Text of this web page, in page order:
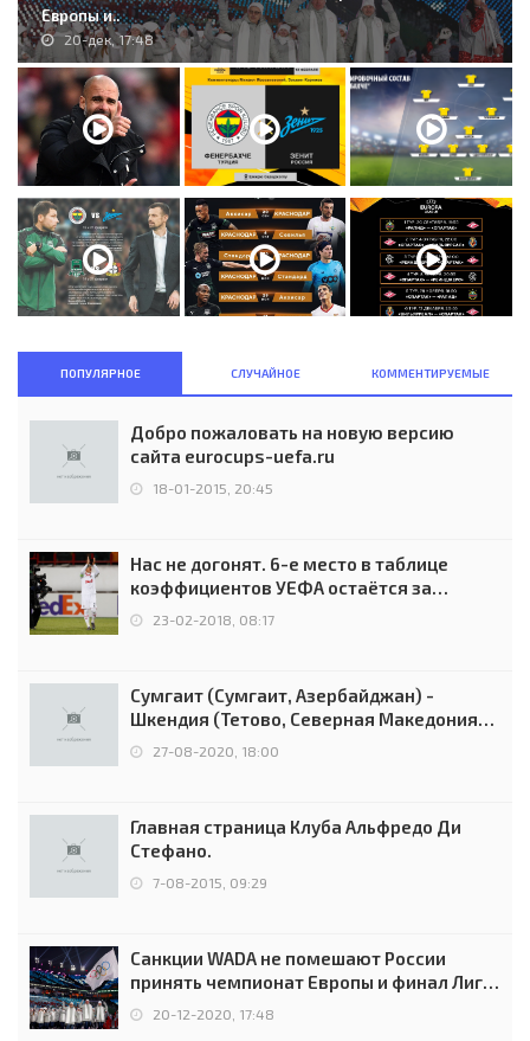
Европы и..
20-дек, 17:48
ПОПУЛЯРНОЕ СЛУЧАЙНОЕ КОММЕНТИРУЕМЫЕ
Добро пожаловать на новую версию
сайта eurocups-uefa.ru
18-01-2015, 20:45
Нас не догонят. 6-е место в таблице
коэффициентов УЕФА остаётся за
Россией
23-02-2018, 08:17
Сумгаит (Сумгаит, Азербайджан) -
Шкендия (Тетово, Северная Македония) -
0:2 (0:0)
27-08-2020, 18:00
Главная страница Клуба Альфредо Ди
Стефано.
7-08-2015, 09:29
Санкции WADA не помешают России
принять чемпионат Европы и финал Лиги
чемпионов.
20-12-2020, 17:48